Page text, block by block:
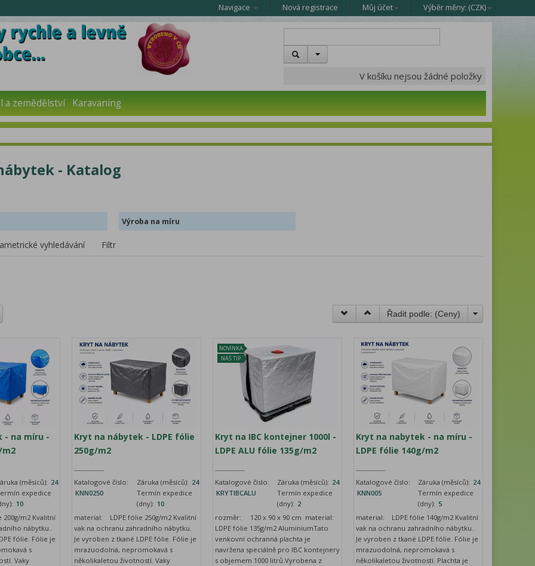
Navigace Nová registrace Můj účet Výběr měny: (CZK)
V košíku nejsou žádné položky
a zemědělství Karavaning
- Katalog
Výroba na míru
vyhledávání Filtr
Řadit podle: (Ceny)
- na míru -
m2
(měsíců): 24
expedice
10
m2 Kvalitní
nábytku..
fólie. Fólie je
s
Vaky
Kryt na nábytek - LDPE fólie
250g/m2
Katalogové číslo:
KNN0250
Záruka (měsíců): 24
Termín expedice
(dny): 10
material: LDPE fólie 250g/m2 Kvalitní
vak na ochranu zahradního nábytku.
Je vyroben z tkané LDPE fólie. Fólie je
mrazuodolná, nepromokavá s
několikaletou životností. Vaky
NOVINKA
NÁŠ TIP
Kryt na IBC kontejner 1000l -
LDPE ALU fólie 135g/m2
Katalogové číslo:
KRYTIBCALU
Záruka (měsíců): 24
Termín expedice
(dny): 2
rozměr: 120 x 90 x 90 cm material:
LDPE fólie 135g/m2 AluminiumTato
venkovní ochranná plachta je
navržena speciálně pro IBC kontejnery
s objemem 1000 litrů.Vyrobena z
Kryt na nabytek - na míru -
LDPE fólie 140g/m2
Katalogové číslo:
KNN005
Záruka (měsíců): 24
Termín expedice
(dny): 5
material: LDPE fólie 140g/m2 Kvalitní
vak na ochranu zahradního nábytku..
Je vyroben z tkané LDPE fólie. Fólie je
mrazuodolná, nepromokavá s
několikaletou životností. Plachta je